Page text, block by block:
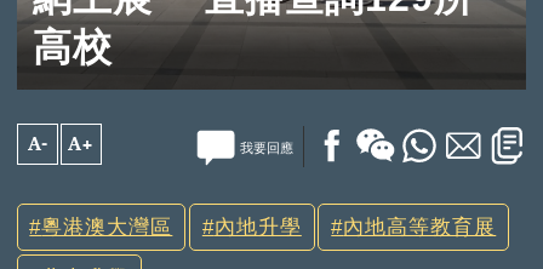
高校
A- A+ 我要回應
粵港澳大灣區 內地升學 內地高等教育展